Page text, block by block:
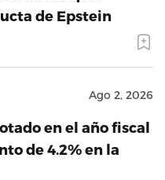
de Epstein
Ago 2, 2026
en el año fiscal
de 4.2% en la